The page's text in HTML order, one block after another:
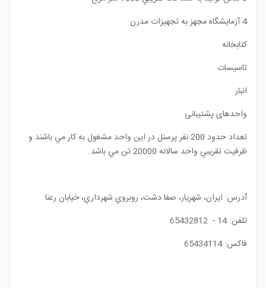
4 آزمايشگاه مجهز به تجهيزات مدرن
كتابخانه
تاسیسات
انبار
واحدهای پشتیبانی
تعداد حدود 200 نفر پرسنل در اين واحد مشغول به كار مي باشند و
ظرفيت تقريبي واحد سالانه 20000 تن مي باشد
.
آدرس: ايران، شهريار، صفا دشت، روبروي شهرداري، خيابان رعنا
تلفن: 14 - 65432812
فاكس: 65434114